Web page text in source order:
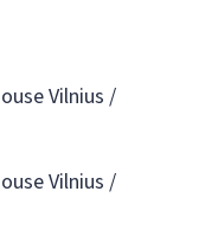
Vilnius /
Vilnius /